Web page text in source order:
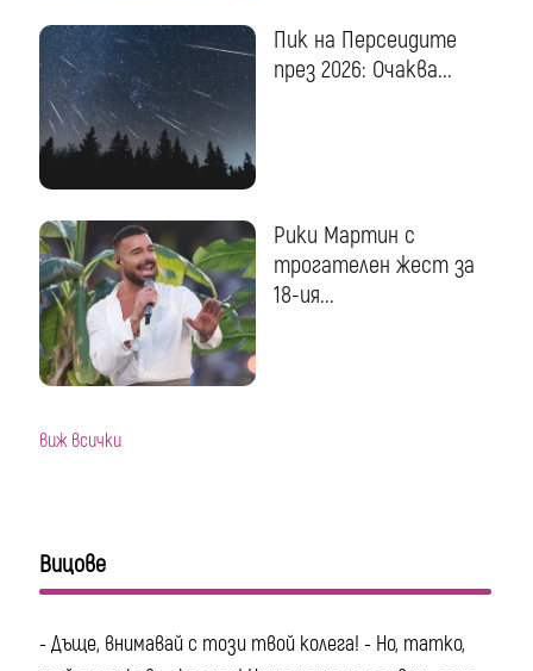
Пик на Персеидите
през 2026: Очаква...
Рики Мартин с
трогателен жест за
18-ия...
виж всички
Вицове
- Дъще, внимавай с този твой колега! - Но, татко,